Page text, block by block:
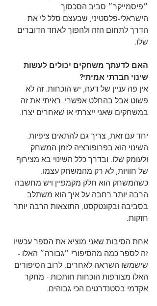
״פיסמייקר״ סביב הסכסוך
הישראלי-פלסטיני, שבעצם סלל לי את
הדרך לתחום הזה ולהפוך לאחד הדוברים
שלו.
האם לדעתך משחקים יכולים לעשות
שינוי חברתי אמיתי?
אין פה עניין של דעה, יש הוכחות. זה לא
פשוט אבל בהחלט אפשרי. ראיתי את זה
במשחקים שאני ייצרתי או שאחרים יצרו.
יחד עם זאת, צריך גם להתאים ציפיות.
השינוי הוא בפרופורציה לזמן המשחק
ולעומק שלו. ובדרך כלל השינוי בא מצירוף
של חוויות, לא רק מהמשחק עצמו.
כשהמשחק הוא חלק מקמפיין ויש מחשבה
הרבה יותר רחבה על איך הוא משתלב
בסביבה ובקונטקסט, התוצאות הרבה יותר
חזקות.
אחת הסיבות שאני מוציא את הספר עכשיו
זה לספר כמה מהסיפורי ״גבורה״ האלו -
שישמשו השראה לאחרים. לרוב הסיפורים
האלו מצורפות הוכחות חותכות - מחקר
אקדמי בסטנדרטים הכי גבוהים.